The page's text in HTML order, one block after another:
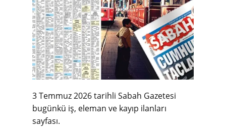
3 Temmuz 2026 tarihli Sabah Gazetesi
bugünkü iş, eleman ve kayıp ilanları
sayfası.